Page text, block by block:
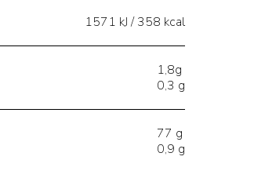
1571 kJ / 358 kcal
1,8g
0,3 g
77 g
0,9 g